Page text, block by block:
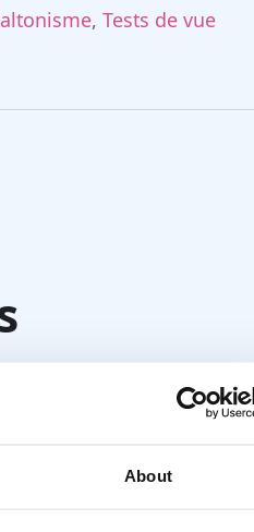
About
, Tests de vue